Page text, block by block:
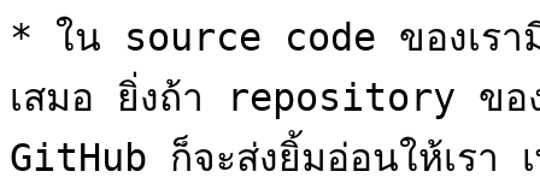
* ใน source code ของเรา
เสมอ ยิ่งถ้า repository ขอ
GitHub ก็จะส่งยิ้มอ่อนให้เรา